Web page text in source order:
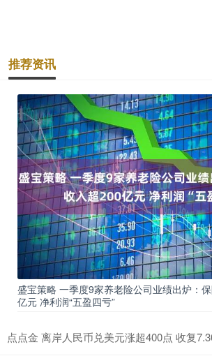
推荐资讯
盛宝策略 一季度9家养老险公司业绩出炉：
亿元 净利润“五盈四亏”
点点金 离岸人民币兑美元涨超400点 收复